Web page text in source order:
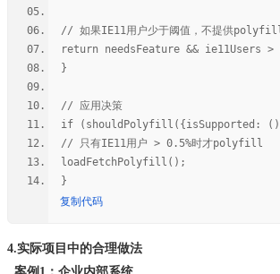
// 如果IE11用户少于阈值，不提供
return needsFeature && ie11Users >
}
// 应用决策
if (shouldPolyfill({isSupported:
// 只有IE11用户 > 0.5%时才polyfill
loadFetchPolyfill();
}
复制代码
4.实际项目中的合理做法